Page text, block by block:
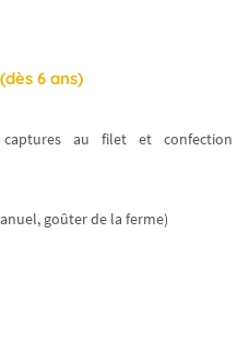
6 ans)
au filet et confection
goûter de la ferme)